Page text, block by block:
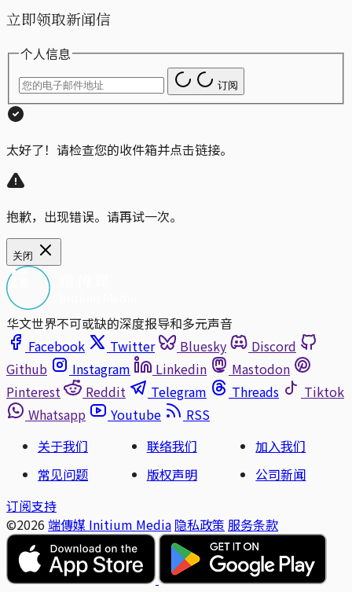
立即领取新闻信
个人信息
订阅
太好了！请检查您的收件箱并点击链接。
抱歉，出现错误。请再试一次。
关闭
华文世界不可或缺的深度报导和多元声音
Facebook
Twitter Bluesky
Discord
Github
Instagram Linkedin
Mastodon
Pinterest
Reddit Telegram Threads
Tiktok
Whatsapp
Youtube
RSS
关于我们
联络我们
加入我们
常见问题
版权声明
公司新闻
订阅支持
©2026 端傳媒 Initium Media 隐私政策 服务条款